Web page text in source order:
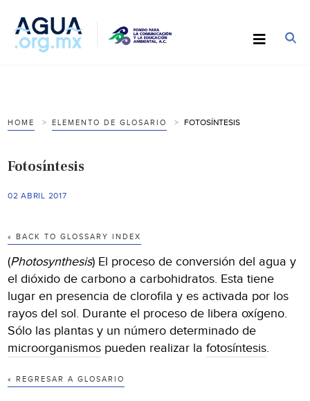
HOME ELEMENTO DE GLOSARIO FOTOSÍNTESIS
Fotosíntesis
02 ABRIL 2017
« BACK TO GLOSSARY INDEX
(Photosynthesis) El proceso de conversión del agua y
el dióxido de carbono a carbohidratos. Esta tiene
lugar en presencia de clorofila y es activada por los
rayos del sol. Durante el proceso de libera oxígeno.
Sólo las plantas y un número determinado de
microorganismos pueden realizar lafotosíntesis.
« REGRESAR A GLOSARIO